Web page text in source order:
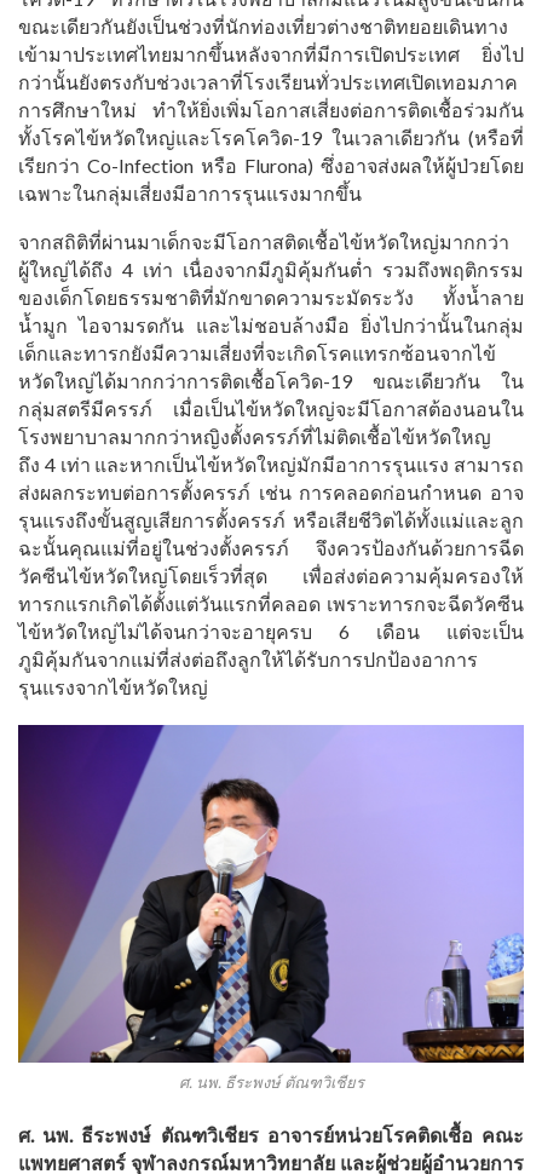
ขณะเดียวกันยังเป็นช่วงที่นักท่องเที่ยวต่างชาติทยอยเดินทาง
เข้ามาประเทศไทยมากขึ้นหลังจากที่มีการเปิดประเทศ ยิ่งไป
กว่านั้นยังตรงกับช่วงเวลาที่โรงเรียนทั่วประเทศเปิดเทอมภาค
การศึกษาใหม่ ทำให้ยิ่งเพิ่มโอกาสเสี่ยงต่อการติดเชื้อร่วมกัน
ทั้งโรคไข้หวัดใหญ่และโรคโควิด-19 ในเวลาเดียวกัน (หรือที่
เรียกว่า Co-Infection หรือ Flurona) ซึ่งอาจส่งผลให้ผู้ป่วยโดย
เฉพาะในกลุ่มเสี่ยงมีอาการรุนแรงมากขึ้น
จากสถิติที่ผ่านมาเด็กจะมีโอกาสติดเชื้อไข้หวัดใหญ่มากกว่า
ผู้ใหญ่ได้ถึง 4 เท่า เนื่องจากมีภูมิคุ้มกันต่ำ รวมถึงพฤติกรรม
ของเด็กโดยธรรมชาติที่มักขาดความระมัดระวัง ทั้งน้ำลาย
น้ำมูก ไอจามรดกัน และไม่ชอบล้างมือ ยิ่งไปกว่านั้นในกลุ่ม
เด็กและทารกยังมีความเสี่ยงที่จะเกิดโรคแทรกซ้อนจากไข้
หวัดใหญ่ได้มากกว่าการติดเชื้อโควิด-19 ขณะเดียวกัน ใน
กลุ่มสตรีมีครรภ์ เมื่อเป็นไข้หวัดใหญ่จะมีโอกาสต้องนอนใน
โรงพยาบาลมากกว่าหญิงตั้งครรภ์ที่ไม่ติดเชื้อไข้หวัดใหญ
ถึง 4 เท่า และหากเป็นไข้หวัดใหญ่มักมีอาการรุนแรง สามารถ
ส่งผลกระทบต่อการตั้งครรภ์ เช่น การคลอดก่อนกำหนด อาจ
รุนแรงถึงขั้นสูญเสียการตั้งครรภ์ หรือเสียชีวิตได้ทั้งแม่และลูก
ฉะนั้นคุณแม่ที่อยู่ในช่วงตั้งครรภ์ จึงควรป้องกันด้วยการฉีด
วัคซีนไข้หวัดใหญ่โดยเร็วที่สุด เพื่อส่งต่อความคุ้มครองให้
ทารกแรกเกิดได้ตั้งแต่วันแรกที่คลอด เพราะทารกจะฉีดวัคซีน
ไข้หวัดใหญ่ไม่ได้จนกว่าจะอายุครบ 6 เดือน แต่จะเป็น
ภูมิคุ้มกันจากแม่ที่ส่งต่อถึงลูกให้ได้รับการปกป้องอาการ
รุนแรงจากไข้หวัดใหญ่
ศ. นพ. ธีระพงษ์ ตัณฑวิเชียร
ศ. นพ. ธีระพงษ์ ตัณฑวิเชียร อาจารย์หน่วยโรคติดเชื้อ คณะ
แพทยศาสตร์ จุฬาลงกรณ์มหาวิทยาลัย และผู้ช่วยผู้อำนวยการ